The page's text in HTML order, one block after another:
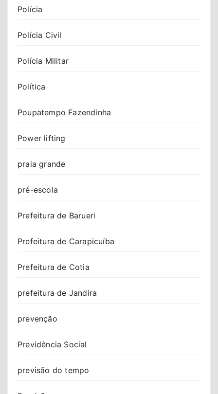
Polícia
Polícia Civil
Polícia Militar
Política
Poupatempo Fazendinha
Power lifting
praia grande
pré-escola
Prefeitura de Barueri
Prefeitura de Carapicuíba
Prefeitura de Cotia
prefeitura de Jandira
prevenção
Previdência Social
previsão do tempo